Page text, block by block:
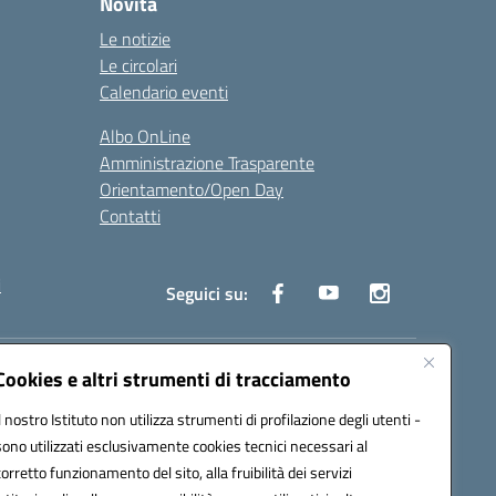
e altri strumenti di tracciamento
nostro Istituto non utilizza strumenti di profilazione degli utenti -
utilizzati esclusivamente cookies tecnici necessari al
funzionamento del sito, alla fruibilità dei servizi
Le notizie
Le circolari
Calendario eventi
Albo OnLine
Amministrazione Trasparente
Orientamento/Open Day
Contatti
Seguici su:
(PEC):batd220004@pec.istruzione.it